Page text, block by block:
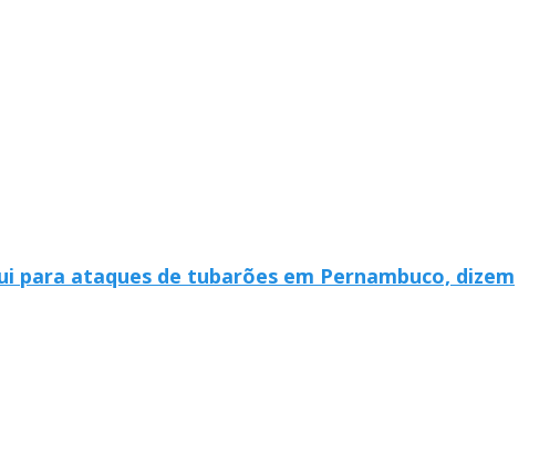
para ataques de tubarões em Pernambuco, dizem